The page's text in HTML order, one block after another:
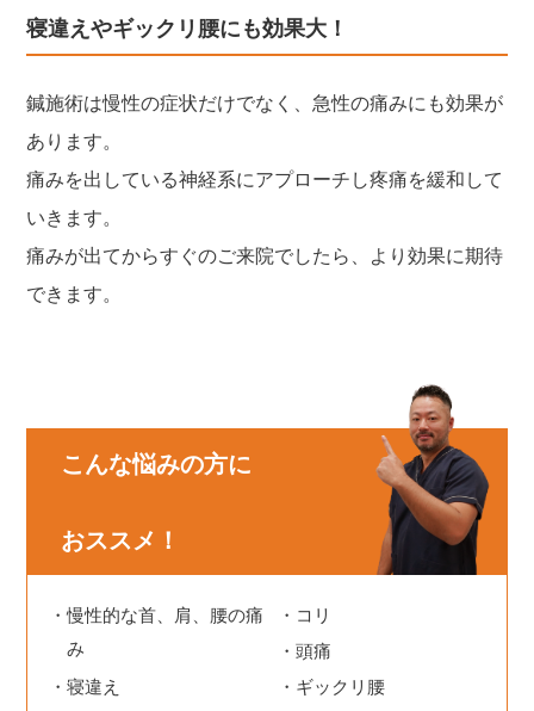
寝違えやギックリ腰にも効果大！
鍼施術は慢性の症状だけでなく、急性の痛みにも効果が
あります。
痛みを出している神経系にアプローチし疼痛を緩和して
いきます。
痛みが出てからすぐのご来院でしたら、より効果に期待
できます。
こんな悩みの方に
おススメ！
慢性的な首、肩、腰の痛
み
コリ
頭痛
寝違え
ギックリ腰